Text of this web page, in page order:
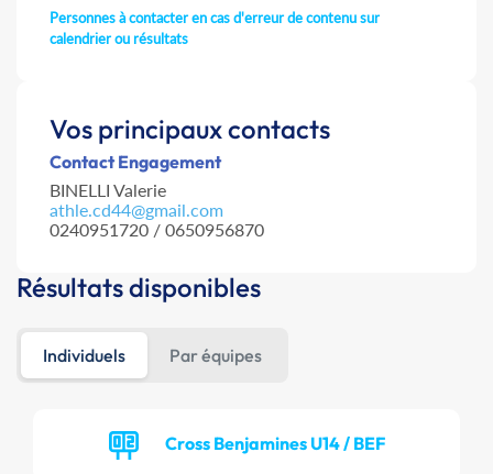
Personnes à contacter en cas d'erreur de contenu sur
calendrier ou résultats
Vos principaux contacts
Contact Engagement
BINELLI Valerie
athle.cd44@gmail.com
0240951720 / 0650956870
Résultats disponibles
Individuels Par équipes
Cross Benjamines U14 / BEF